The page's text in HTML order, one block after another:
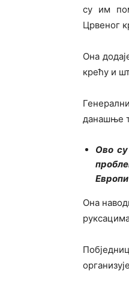
су им
Црвеног
Она
крећу и
данашње
Ово
Она